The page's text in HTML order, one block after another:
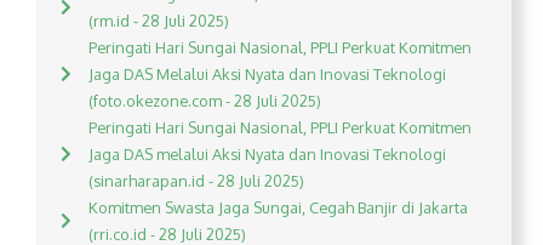
(rm.id - 28 Juli 2025)
Peringati Hari Sungai Nasional, PPLI Perkuat Komitmen
Jaga DAS Melalui Aksi Nyata dan Inovasi Teknologi
(foto.okezone.com - 28 Juli 2025)
Peringati Hari Sungai Nasional, PPLI Perkuat Komitmen
Jaga DAS melalui Aksi Nyata dan Inovasi Teknologi
(sinarharapan.id - 28 Juli 2025)
Komitmen Swasta Jaga Sungai, Cegah Banjir di Jakarta
(rri.co.id - 28 Juli 2025)